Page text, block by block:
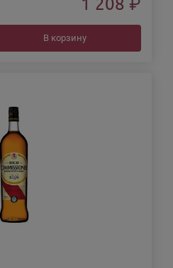
В корзину